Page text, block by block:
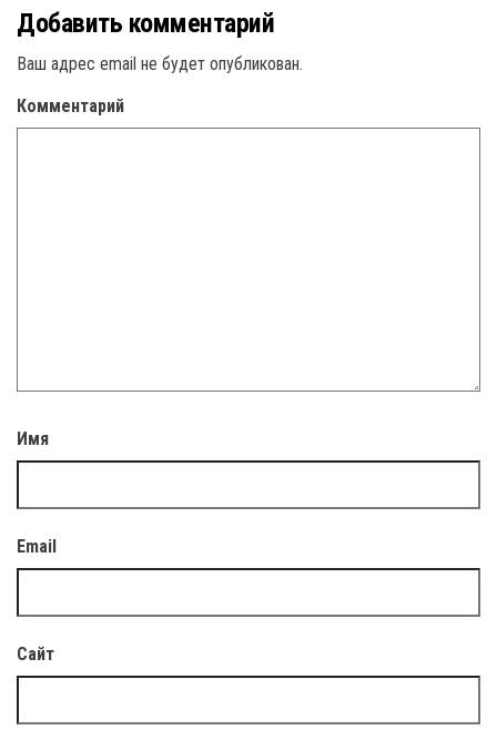
Добавить комментарий
Ваш адрес email не будет опубликован.
Комментарий
Имя
Email
Сайт